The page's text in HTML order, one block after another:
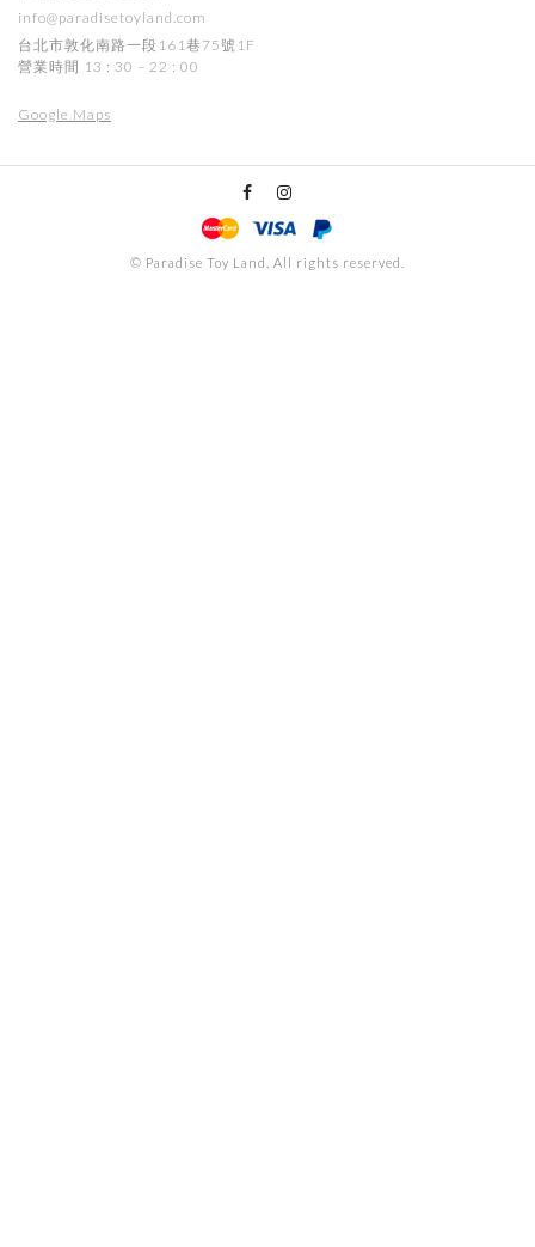
info@paradisetoyland.com
台北市敦化南路一段161巷75號1F
營業時間 13 : 30 – 22 : 00
Google Maps
© Paradise Toy Land, All rights reserved.